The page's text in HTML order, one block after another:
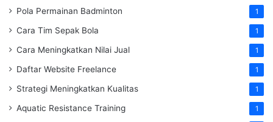
Pola Permainan Badminton 1
Cara Tim Sepak Bola 1
Cara Meningkatkan Nilai Jual 1
Daftar Website Freelance 1
Strategi Meningkatkan Kualitas 1
Aquatic Resistance Training 1